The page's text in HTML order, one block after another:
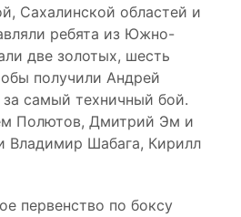
Сахалинской областей и
ребята из Южно-
две золотых, шесть
получили Андрей
самый техничный бой.
Полютов, Дмитрий Эм и
Владимир Шабага, Кирилл
первенство по боксу